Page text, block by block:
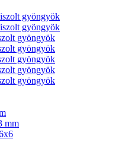
gyöngyök
gyöngyök
gyöngyök
gyöngyök
gyöngyök
gyöngyök
gyöngyök
mm